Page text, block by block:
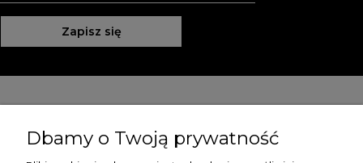
Zapisz się
Moje konto
Dbamy o Twoją prywatność